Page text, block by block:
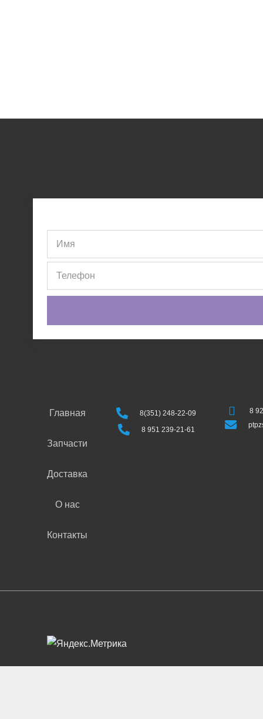
Главная
Запчасти
Доставка
О нас
Контакты
8(351) 248-22-09
8 951 239-21-61
8